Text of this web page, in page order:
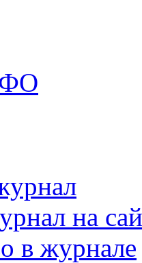
на
в журнале